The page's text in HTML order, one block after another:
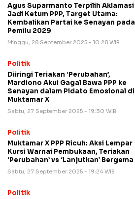
Agus Suparmanto Terpilih Aklamasi
Jadi Ketum PPP, Target Utama:
Kembalikan Partai ke Senayan pada
Pemilu 2029
Minggu, 28 September 2025 - 10:28 WIB
Politik
Diiringi Teriakan ‘Perubahan’,
Mardiono Akui Gagal Bawa PPP ke
Senayan dalam Pidato Emosional di
Muktamar X
Sabtu, 27 September 2025 - 19:30 WIB
Politik
Muktamar X PPP Ricuh: Aksi Lempar
Kursi Warnai Pembukaan, Teriakan
‘Perubahan’ vs ‘Lanjutkan’ Bergema
Sabtu, 27 September 2025 - 19:24 WIB
Politik